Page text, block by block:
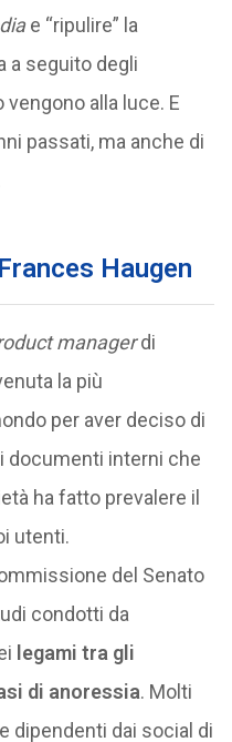
e “ripulire” la
a seguito degli
alla luce. E
passati, ma anche di
Haugen
managerdi
la più
per aver deciso di
documenti interni che
ha fatto prevalere il
utenti.
del Senato
condotti da
legami tra gli
di anoressia. Molti
dipendenti dai social di